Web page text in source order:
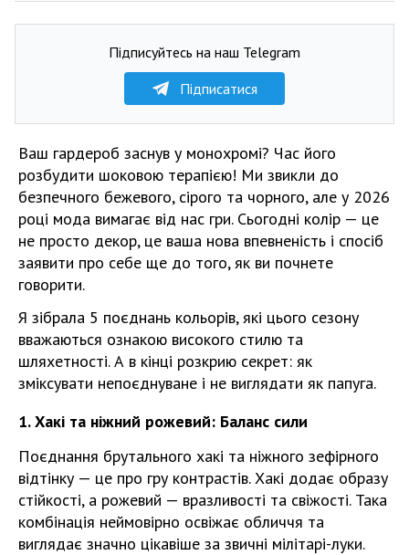
Підписуйтесь на наш Telegram
Підписатися
Ваш гардероб заснув у монохромі? Час його
розбудити шоковою терапією! Ми звикли до
безпечного бежевого, сірого та чорного, але у 2026
році мода вимагає від нас гри. Сьогодні колір — це
не просто декор, це ваша нова впевненість і спосіб
заявити про себе ще до того, як ви почнете
говорити.
Я зібрала 5 поєднань кольорів, які цього сезону
вважаються ознакою високого стилю та
шляхетності. А в кінці розкрию секрет: як
зміксувати непоєднуване і не виглядати як папуга.
1. Хакі та ніжний рожевий: Баланс сили
Поєднання брутального хакі та ніжного зефірного
відтінку — це про гру контрастів. Хакі додає образу
стійкості, а рожевий — вразливості та свіжості. Така
комбінація неймовірно освіжає обличчя та
виглядає значно цікавіше за звичні мілітарі-луки.